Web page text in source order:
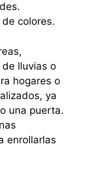
colores.
lluvias o
hogares o
ya
una puerta.
enrollarlas